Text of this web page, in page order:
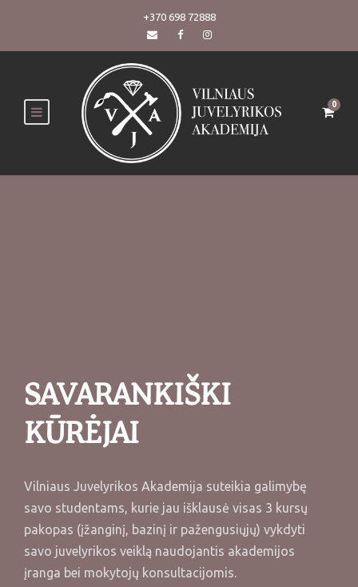
+370 698 72888
0
SAVARANKIŠKI
KŪRĖJAI
Vilniaus Juvelyrikos Akademija suteikia galimybę
savo studentams, kurie jau išklausė visas 3 kursų
pakopas (įžanginį, bazinį ir pažengusiųjų) vykdyti
savo juvelyrikos veiklą naudojantis akademijos
įranga bei mokytojų konsultacijomis.